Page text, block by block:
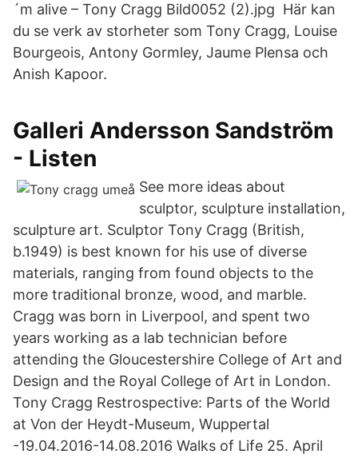
´m alive – Tony Cragg Bild0052 (2).jpg Här kan
du se verk av storheter som Tony Cragg, Louise
Bourgeois, Antony Gormley, Jaume Plensa och
Anish Kapoor.
Galleri Andersson Sandström
- Listen
See more ideas about
sculptor, sculpture installation,
sculpture art. Sculptor Tony Cragg (British,
b.1949) is best known for his use of diverse
materials, ranging from found objects to the
more traditional bronze, wood, and marble.
Cragg was born in Liverpool, and spent two
years working as a lab technician before
attending the Gloucestershire College of Art and
Design and the Royal College of Art in London.
Tony Cragg Restrospective: Parts of the World
at Von der Heydt-Museum, Wuppertal
-19.04.2016-14.08.2016 Walks of Life 25. April